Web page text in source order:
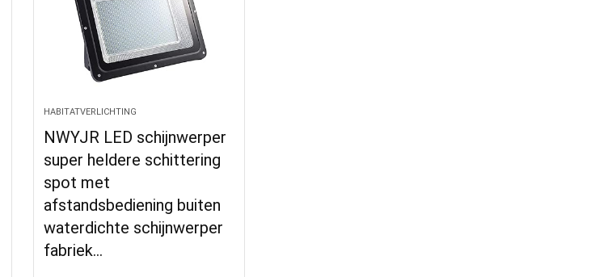
HABITATVERLICHTING
NWYJR LED schijnwerper
super heldere schittering
spot met
afstandsbediening buiten
waterdichte schijnwerper
fabriek…